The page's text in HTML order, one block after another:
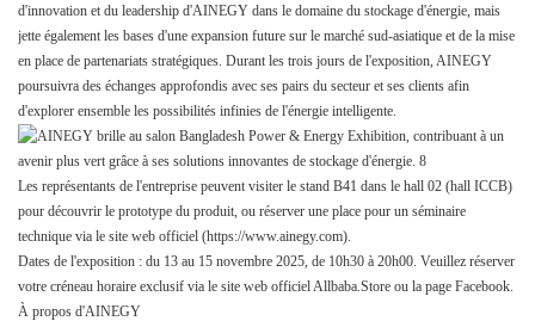
d'innovation et du leadership d'AINEGY dans le domaine du stockage d'énergie, mais
jette également les bases d'une expansion future sur le marché sud-asiatique et de la mise
en place de partenariats stratégiques. Durant les trois jours de l'exposition, AINEGY
poursuivra des échanges approfondis avec ses pairs du secteur et ses clients afin
d'explorer ensemble les possibilités infinies de l'énergie intelligente.
Les représentants de l'entreprise peuvent visiter le stand B41 dans le hall 02 (hall ICCB)
pour découvrir le prototype du produit, ou réserver une place pour un séminaire
technique via le site web officiel (https://www.ainegy.com).
Dates de l'exposition : du 13 au 15 novembre 2025, de 10h30 à 20h00. Veuillez réserver
votre créneau horaire exclusif via le site web officiel Allbaba.Store ou la page Facebook.
À propos d'AINEGY